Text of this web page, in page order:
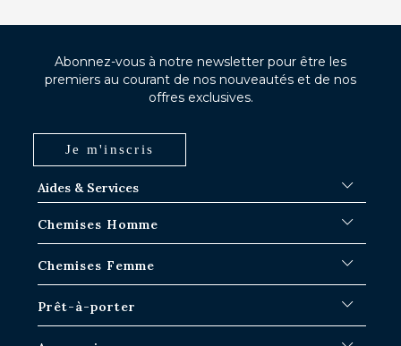
Aides & Services
Délais d'expédition
Échange dans les boutiques Paris-IDF
Chemises Homme
Chemises Bleues
Chemises à Carreaux
Chemises Femme
Chemises Blanches Femme
Prêt-à-porter
Abonnez-vous à notre newsletter pour être les
premiers au courant de nos nouveautés et de nos
offres exclusives.
Je m'inscris